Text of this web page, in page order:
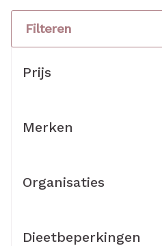
Filteren
Prijs
Merken
Organisaties
Dieetbeperkingen